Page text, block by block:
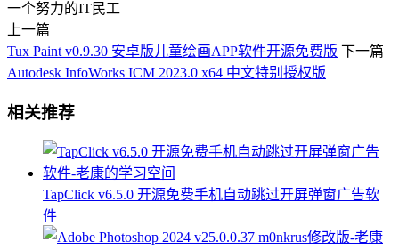
一个努力的IT民工
上一篇
Tux Paint v0.9.30 安卓版儿童绘画APP软件开源免费版 下一篇
Autodesk InfoWorks ICM 2023.0 x64 中文特别授权版
相关推荐
TapClick v6.5.0 开源免费手机自动跳过开屏弹窗广告软
件